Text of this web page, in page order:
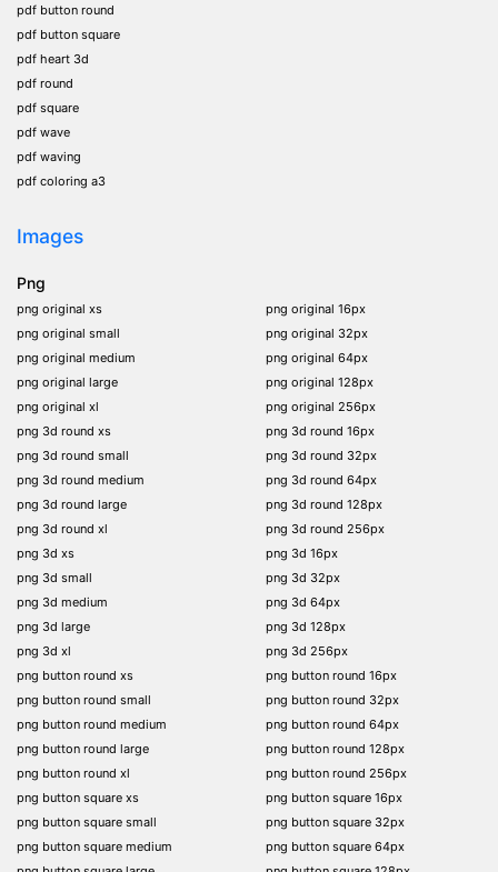
pdf button round
pdf button square
pdf heart 3d
pdf round
pdf square
pdf wave
pdf waving
pdf coloring a3
Images
Png
png original xs
png original small
png original medium
png original large
png original xl
png 3d round xs
png 3d round small
png 3d round medium
png 3d round large
png 3d round xl
png 3d xs
png 3d small
png 3d medium
png 3d large
png 3d xl
png button round xs
png button round small
png button round medium
png button round large
png button round xl
png button square xs
png button square small
png button square medium
png original 16px
png original 32px
png original 64px
png original 128px
png original 256px
png 3d round 16px
png 3d round 32px
png 3d round 64px
png 3d round 128px
png 3d round 256px
png 3d 16px
png 3d 32px
png 3d 64px
png 3d 128px
png 3d 256px
png button round 16px
png button round 32px
png button round 64px
png button round 128px
png button round 256px
png button square 16px
png button square 32px
png button square 64px